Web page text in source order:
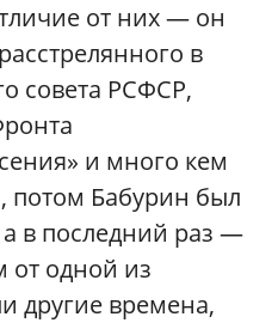
от них — он
в
совета РСФСР,
и много кем
Бабурин был
а в последний раз —
от одной из
другие времена,